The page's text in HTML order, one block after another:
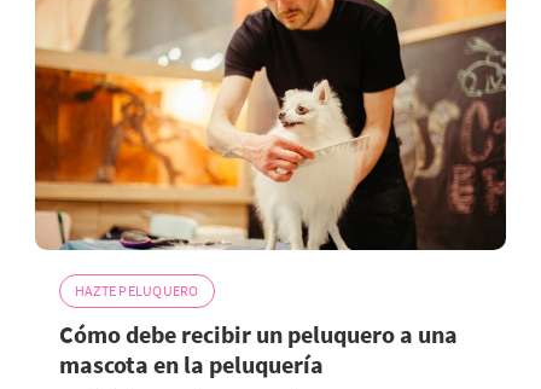
HAZTE PELUQUERO
Cómo debe recibir un peluquero a una
mascota en la peluquería